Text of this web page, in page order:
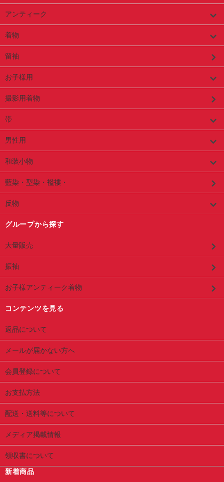
アンティーク
着物
留袖
お子様用
撮影用着物
帯
男性用
和装小物
藍染・型染・襤褸・
反物
グループから探す
大量販売
振袖
お子様アンティーク着物
コンテンツを見る
返品について
メールが届かない方へ
会員登録について
お支払方法
配送・送料等について
メディア掲載情報
領収書について
新着商品